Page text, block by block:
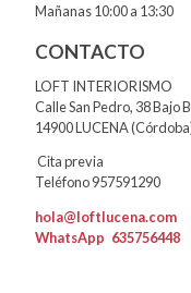
Mañanas 10:00 a 13:30
CONTACTO
LOFT INTERIORISMO
Calle San Pedro, 38 Bajo B
14900 LUCENA
Cita previa
Teléfono 957591290
hola@loftlucena.com
WhatsApp 635756448